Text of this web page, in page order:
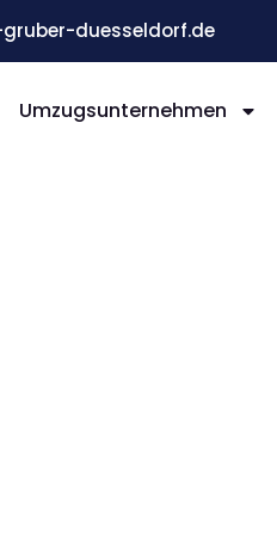
duesseldorf.de
Umzugsunternehmen